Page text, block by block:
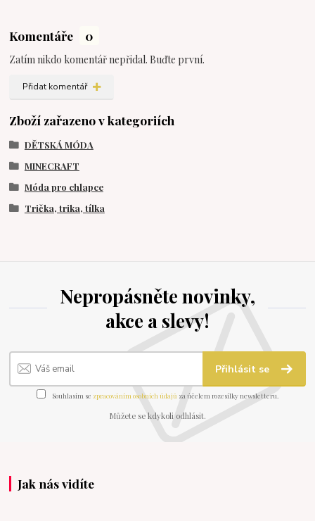
Komentáře 0
Zatím nikdo komentář nepřidal. Buďte první.
Přidat komentář
Zboží zařazeno v kategoriích
DĚTSKÁ MÓDA
MINECRAFT
Móda pro chlapce
Trička, trika, tílka
Nepropásněte novinky,
akce a slevy!
Přihlásit se
Souhlasím se zpracováním osobních údajů za účelem rozesílky newsletteru.
Můžete se kdykoli odhlásit.
Jak nás vidíte